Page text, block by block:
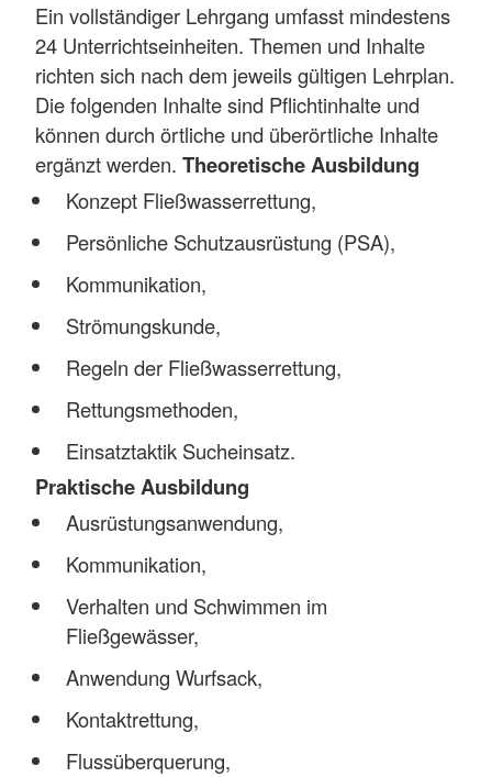
Ein vollständiger Lehrgang umfasst mindestens
24 Unterrichtseinheiten. Themen und Inhalte
richten sich nach dem jeweils gültigen Lehrplan.
Die folgenden Inhalte sind Pflichtinhalte und
können durch örtliche und überörtliche Inhalte
ergänzt werden. Theoretische Ausbildung
Konzept Fließwasserrettung,
Persönliche Schutzausrüstung (PSA),
Kommunikation,
Strömungskunde,
Regeln der Fließwasserrettung,
Rettungsmethoden,
Einsatztaktik Sucheinsatz.
Praktische Ausbildung
Ausrüstungsanwendung,
Kommunikation,
Verhalten und Schwimmen im
Fließgewässer,
Anwendung Wurfsack,
Kontaktrettung,
Flussüberquerung,